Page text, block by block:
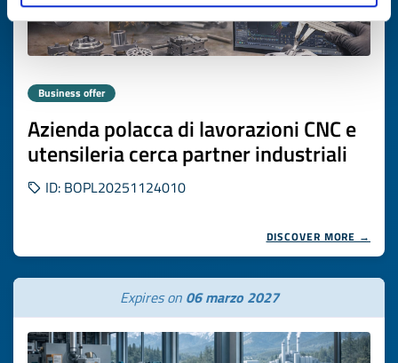
Business offer
Azienda polacca di lavorazioni CNC e
utensileria cerca partner industriali
ID: BOPL20251124010
DISCOVER MORE →
Expires on 06 marzo 2027